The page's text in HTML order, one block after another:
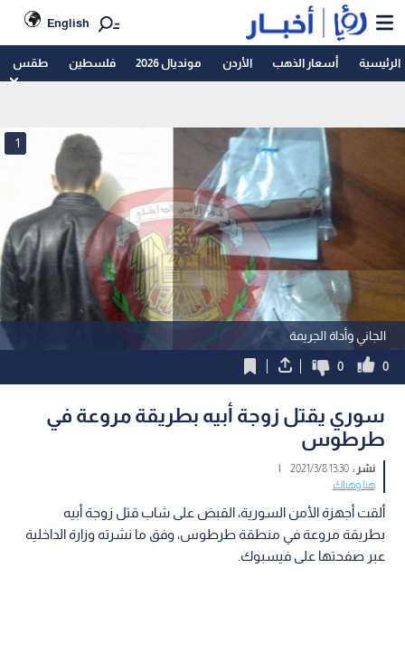
English
الرئيسية أسعار الذهب الأردن مونديال 2026 فلسطين طقس
الجاني وأداة الجريمة
1
0
0
سوري يقتل زوجة أبيه بطريقة مروعة في
طرطوس
نشر :13:30 2021/3/8
|
هنا وهناك
ألقت أجهزة الأمن السورية، القبض على شاب قتل زوجة أبيه
بطريقة مروعة في منطقة طرطوس، وفق ما نشرته وزارة الداخلية
عبر صفحتها على فيسبوك.